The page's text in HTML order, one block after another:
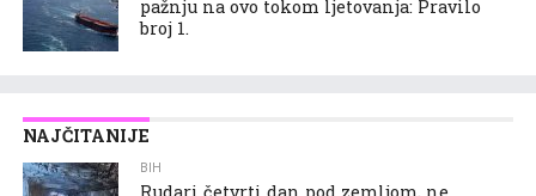
pažnju na ovo tokom ljetovanja: Pravilo
broj 1.
NAJČITANIJE
BIH